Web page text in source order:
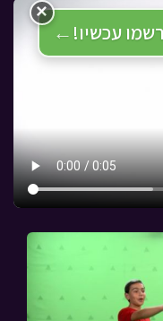
עכשיו! ←
×